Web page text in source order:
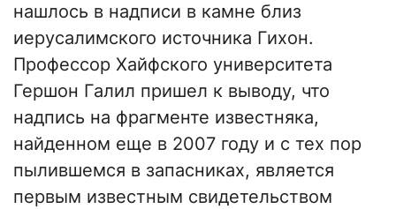
нашлось в надписи в камне близ
иерусалимского источника Гихон.
Профессор Хайфского университета
Гершон Галил пришел к выводу, что
надпись на фрагменте известняка,
найденном еще в 2007 году и с тех пор
пылившемся в запасниках, является
первым известным свидетельством